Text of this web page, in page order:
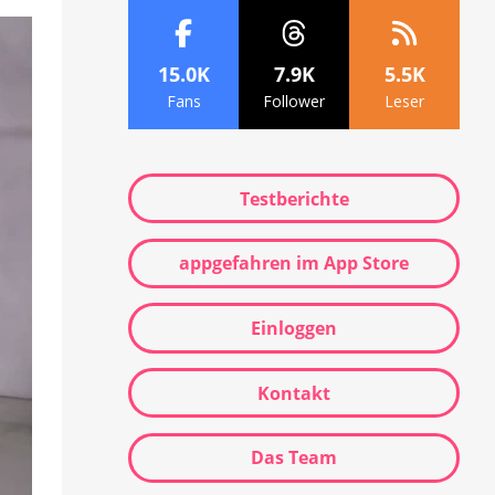
15.0K
Fans
7.9K
Follower
5.5K
Leser
Testberichte
appgefahren im App Store
Einloggen
Kontakt
Das Team